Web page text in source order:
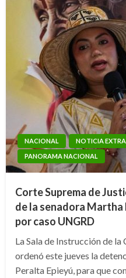
NACIONAL
NOTICIA
PANORAMA NACIONAL
Corte Suprema de
de la senadora
por caso UNGRD
La Sala de Instrucción de
ordenó este jueves la
Peralta Epieyú, para que